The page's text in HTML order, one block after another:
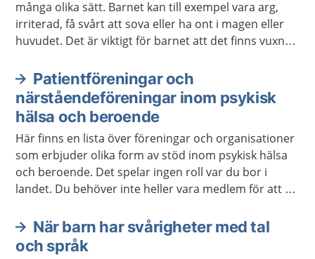
många olika sätt. Barnet kan till exempel vara arg,
irriterad, få svårt att sova eller ha ont i magen eller
huvudet. Det är viktigt för barnet att det finns vuxna
och hjälp från sjukvården eller kommunen.
Patientföreningar och
närståendeföreningar inom psykisk
hälsa och beroende
Här finns en lista över föreningar och organisationer
som erbjuder olika form av stöd inom psykisk hälsa
och beroende. Det spelar ingen roll var du bor i
landet. Du behöver inte heller vara medlem för att ta
När barn har svårigheter med tal
och språk